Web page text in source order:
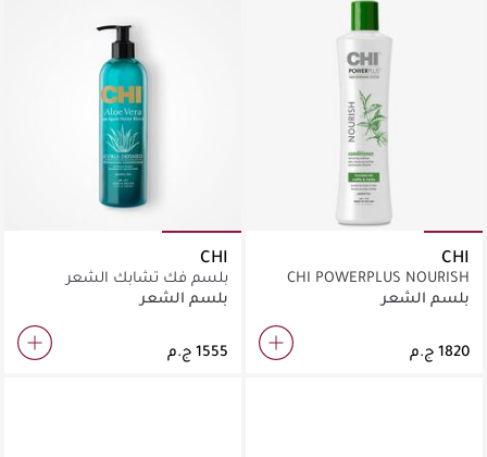
CHI
CHI POWERPLUS NOURISH
CONDITIONER 12OZ .
بلسم الشعر
CHI
بلسم فك تشابك الشعر
بخلاصة الصبار
بلسم الشعر